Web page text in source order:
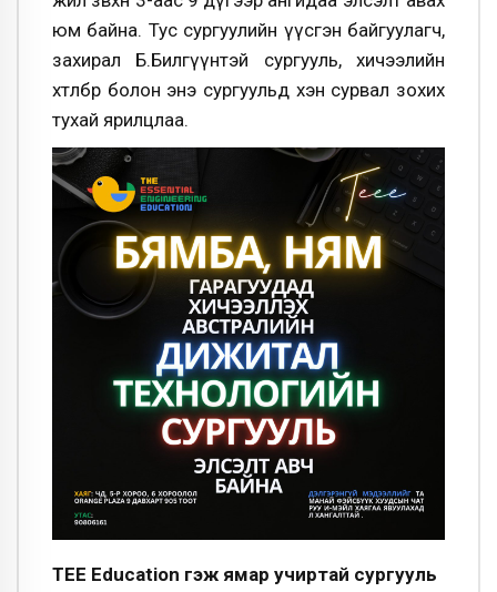
юм байна. Тус сургуулийн үүсгэн байгуулагч,
захирал Б.Билгүүнтэй сургууль, хичээлийн
хөтөлбөр болон энэ сургуульд хэн сурвал зохих
тухай ярилцлаа.
TEE Education гэж ямар учиртай сургууль